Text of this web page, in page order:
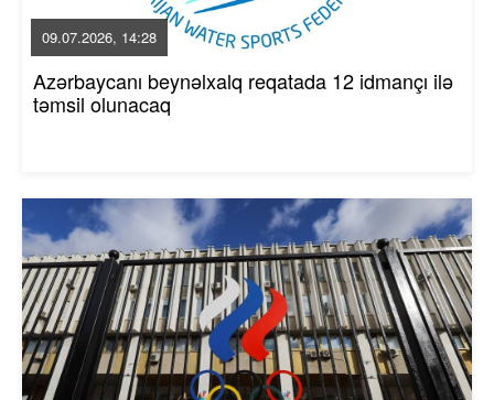
09.07.2026, 14:28
Azərbaycanı beynəlxalq reqatada 12 idmançı ilə
təmsil olunacaq